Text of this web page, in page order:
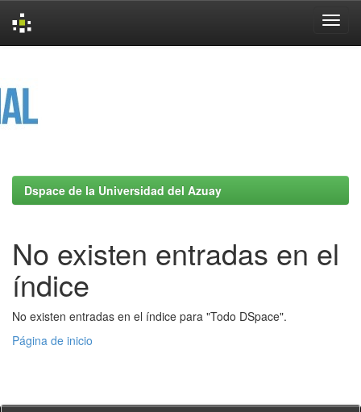
Dspace de la Universidad del Azuay
No existen entradas en el
índice
No existen entradas en el índice para "Todo DSpace".
Página de inicio